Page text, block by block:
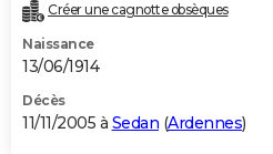
Créer une cagnotte obsèques
Naissance
13/06/1914
Décès
11/11/2005 à Sedan (Ardennes)